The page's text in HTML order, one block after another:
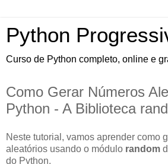
Python
Curso de Python completo, online e
Como Gerar Números
Python - A Biblioteca
Neste tutorial, vamos aprender como
aleatórios usando o módulo random
do Python.